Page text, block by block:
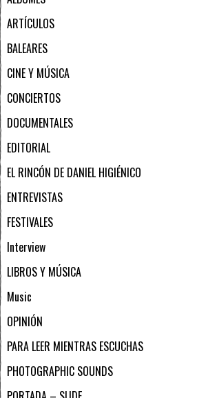
ARTÍCULOS
BALEARES
CINE Y MÚSICA
CONCIERTOS
DOCUMENTALES
EDITORIAL
EL RINCÓN DE DANIEL HIGIÉNICO
ENTREVISTAS
FESTIVALES
Interview
LIBROS Y MÚSICA
Music
OPINIÓN
PARA LEER MIENTRAS ESCUCHAS
PHOTOGRAPHIC SOUNDS